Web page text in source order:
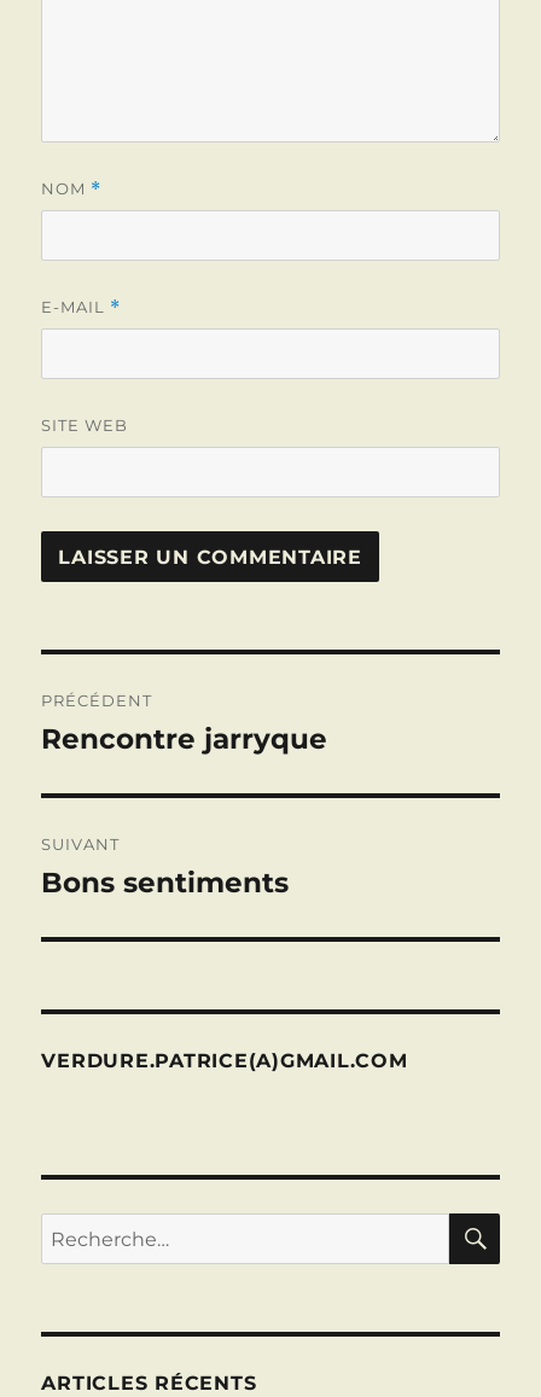
NOM *
E-MAIL *
SITE WEB
de
PRÉCÉDENT
Publication
Rencontre jarryque
SUIVANT
Publication
Bons sentiments
VERDURE.PATRICE(A)GMAIL.COM
Recherche
pour :
ARTICLES RÉCENTS